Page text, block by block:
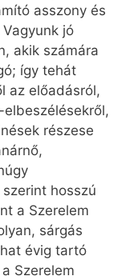
asszony és
jó
akik számára
így tehát
az előadásról,
részese
hosszú
a Szerelem
sárgás
évig tartó
Szerelem